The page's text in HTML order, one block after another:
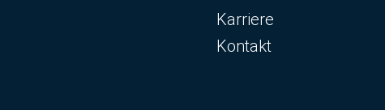
Karriere
Kontakt